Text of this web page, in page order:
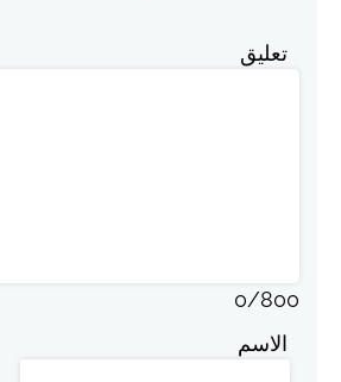
تعليق
0/800
الاسم